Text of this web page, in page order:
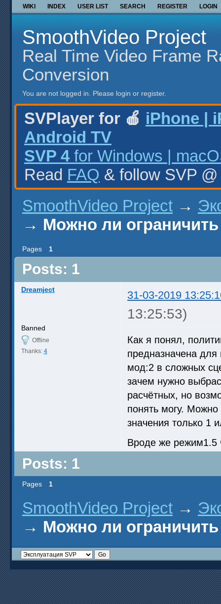
WIKI INDEX USER LIST SEARCH REGISTER LOGIN
SmoothVideo Project
Real Time Video Frame
Conversion
You are not logged in. Please login or register.
SVPlayer for 🍎 iPhone |
Android TV
SVP 4 for Windows |
Read FAQ & follow SVP
SmoothVideo Project →
→ Можно ли
Pages 1
Posts: 1
Dreamject 31-03-2019
13:25:53)
Banned
Offline
Thanks: 4
Как я понял,
предназначена
мод:2 в сложных
зачем нужно
расчётных, но
понять могу. Можно
значения только 1
Вроде же режим1.5
Posts: 1
Pages 1
SmoothVideo Project →
→ Можно ли